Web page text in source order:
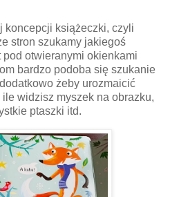
koncepcji książeczki, czyli
stron szukamy jakiegoś
otwieranymi okienkami
bardzo podoba się szukanie
żeby urozmaicić
widzisz myszek na obrazku,
ptaszki itd.